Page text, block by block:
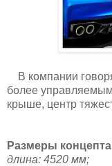
В компании
более
крыше, центр
Размеры
длина: 4520 мм;